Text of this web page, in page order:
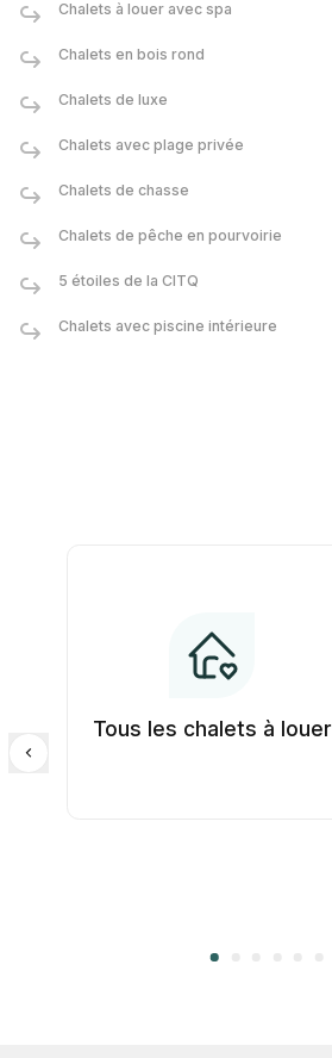
Chalets à louer avec spa
Chalets en bois rond
Chalets de luxe
Chalets avec plage privée
Chalets de chasse
Chalets de pêche en pourvoirie
5 étoiles de la CITQ
Chalets avec piscine intérieure
Tous les chalets à louer